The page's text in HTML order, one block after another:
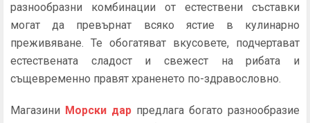
разнообразни комбинации от естествени съставки
могат да превърнат всяко ястие в кулинарно
преживяване. Те обогатяват вкусовете, подчертават
естествената сладост и свежест на рибата и
същевременно правят храненето по-здравословно.
Магазини Морски дар предлага богато разнообразие